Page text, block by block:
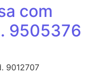
com
9505376